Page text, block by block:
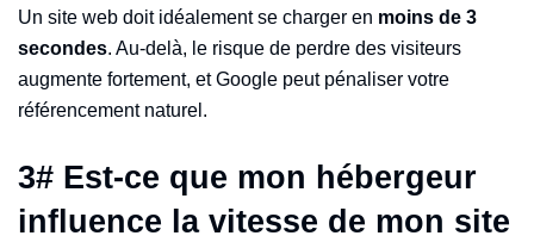
Un site web doit idéalement se charger en moins de 3
secondes. Au-delà, le risque de perdre des visiteurs
augmente fortement, et Google peut pénaliser votre
référencement naturel.
3# Est-ce que mon hébergeur
influence la vitesse de mon site